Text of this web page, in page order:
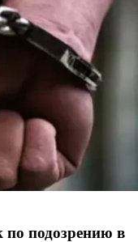
по подозрению в